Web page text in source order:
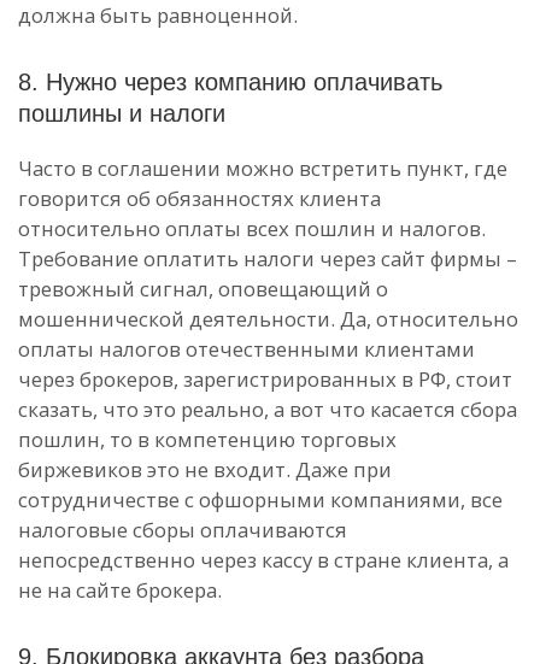
должна быть равноценной.
8. Нужно через компанию оплачивать
пошлины и налоги
Часто в соглашении можно встретить пункт, где
говорится об обязанностях клиента
относительно оплаты всех пошлин и налогов.
Требование оплатить налоги через сайт фирмы –
тревожный сигнал, оповещающий о
мошеннической деятельности. Да, относительно
оплаты налогов отечественными клиентами
через брокеров, зарегистрированных в РФ, стоит
сказать, что это реально, а вот что касается сбора
пошлин, то в компетенцию торговых
биржевиков это не входит. Даже при
сотрудничестве с офшорными компаниями, все
налоговые сборы оплачиваются
непосредственно через кассу в стране клиента, а
не на сайте брокера.
9. Блокировка аккаунта без разбора